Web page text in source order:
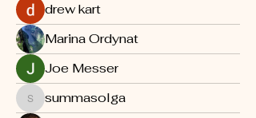
drew kart
Marina Ordynat
Joe Messer
summasolga
summasolga